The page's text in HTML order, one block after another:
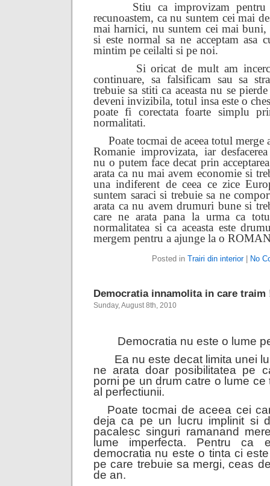
Stiu ca improvizam
recunoastem, ca nu suntem cei mai
mai harnici, nu suntem cei mai buni,
si este normal sa ne acceptam asa
mintim pe ceilalti si pe noi.
Si oricat de mult am
continuare, sa falsificam sau sa
trebuie sa stiti ca aceasta nu se
deveni invizibila, totul insa este o
poate fi corectata foarte simplu
normalitati.
Poate tocmai de aceea totul merge
Romanie improvizata, iar
nu o putem face decat prin
arata ca nu mai avem economie si
una indiferent de ceea ce zice
suntem saraci si trebuie sa ne
arata ca nu avem drumuri bune si
care ne arata pana la urma ca
normalitatea si ca aceasta este
mergem pentru a ajunge la o
Posted in Trairi din interior| No
Democratia innamolita in care traim
Sunday, August 8th, 2010
Democratia nu este o lume
Ea nu este decat limita unei
ne arata doar posibilitatea pe
porni pe un drum catre o lume
al perfectiunii.
Poate tocmai de aceea cei
deja ca pe un lucru implinit si
pacalesc singuri ramanand
lume imperfecta. Pentru ca
democratia nu este o tinta ci
pe care trebuie sa mergi, ceas
de an.